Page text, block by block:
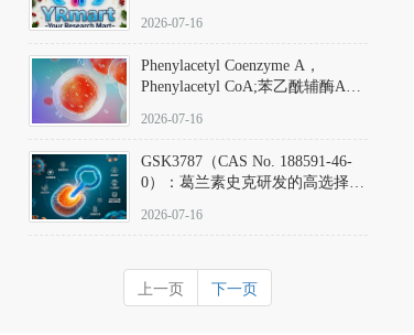
激酶抑制剂的深度剖析
2026-07-16
Phenylacetyl Coenzyme A，
Phenylacetyl CoA;苯乙酰辅酶A
2026-07-16
GSK3787（CAS No. 188591-46-
0）：葛兰素史克研发的高选择
抗剂，被广泛视为研究PPARδ核
靶点药理机制的金标准化学探
针。
2026-07-16
上一页 下一页